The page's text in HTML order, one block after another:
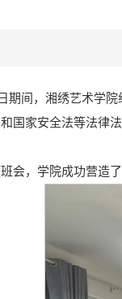
期间，湘绣艺术学
国家安全法等法律
会，学院成功营造